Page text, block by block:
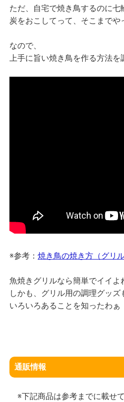
ただ、自宅で焼き鳥するのに七
炭をおこしてって、そこまでや
なので、
上手に旨い焼き鳥を作る方法を
※参考： 焼き鳥の焼き方（グリ
魚焼きグリルなら簡単でイイよ
しかも、グリル用の調理グッズ
いろいろあることを知ったわぁ
通販情報
※下記商品は参考までに載せて